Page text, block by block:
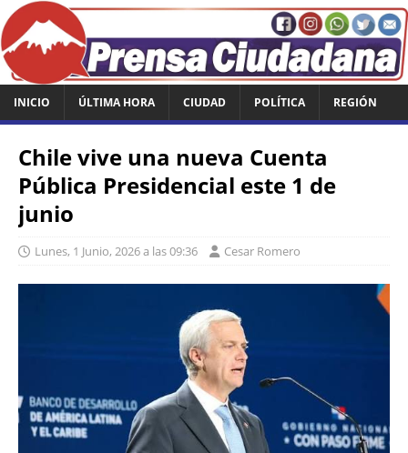
INICIO ÚLTIMA HORA CIUDAD POLÍTICA REGIÓN
Chile vive una nueva Cuenta
Pública Presidencial este 1 de
junio
Lunes, 1 Junio, 2026 a las 09:36 Cesar Romero